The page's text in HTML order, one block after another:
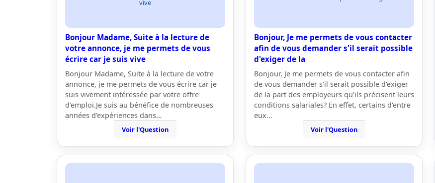
vive
Bonjour Madame, Suite à la lecture de
votre annonce, je me permets de vous
écrire car je suis vive
Bonjour Madame, Suite à la lecture de votre
annonce, je me permets de vous écrire car je
suis vivement intéressée par votre offre
d'emploi.Je suis au bénéfice de nombreuses
années d'expériences dans…
Voir l'Question
Bonjour, Je me permets de vous contacter
afin de vous demander s'il serait possible
d'exiger de la
Bonjour, Je me permets de vous contacter afin
de vous demander s'il serait possible d'exiger
de la part des employeurs qu'ils précisent leurs
conditions salariales? En effet, certains d'entre
eux…
Voir l'Question